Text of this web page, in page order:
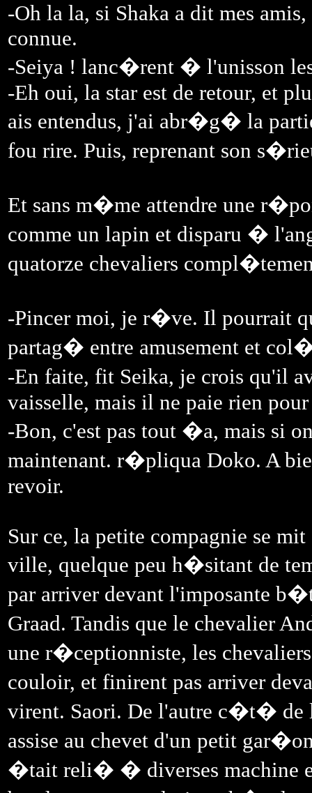
-Oh la la, si Shaka a dit mes
connue.
-Seiya ! lanc�rent � l'unisson
-Eh oui, la star est de retour, et
ais entendus, j'ai abr�g� la
fou rire. Puis, reprenant son
Et sans m�me attendre une
comme un lapin et disparu �
quatorze chevaliers
-Pincer moi, je r�ve. Il pourrait
partag� entre amusement et
-En faite, fit Seika, je crois qu'il
vaisselle, mais il ne paie rien
-Bon, c'est pas tout �a, mais si
maintenant. r�pliqua Doko. A
revoir.
Sur ce, la petite compagnie se
ville, quelque peu h�sitant de
par arriver devant l'imposante
Graad. Tandis que le chevalier
une r�ceptionniste, les
couloir, et finirent pas arriver
virent. Saori. De l'autre c�t� de
assise au chevet d'un petit
�tait reli� � diverses machine